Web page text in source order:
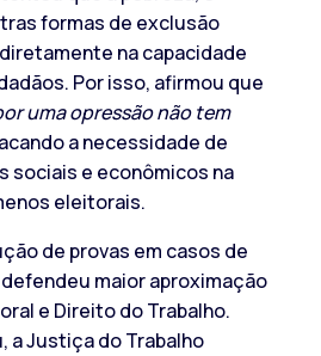
formas de exclusão
na capacidade
Por isso, afirmou que
uma opressão não tem
a necessidade de
sociais e econômicos na
eleitorais.
de provas em casos de
maior aproximação
e Direito do Trabalho.
a Justiça do Trabalho